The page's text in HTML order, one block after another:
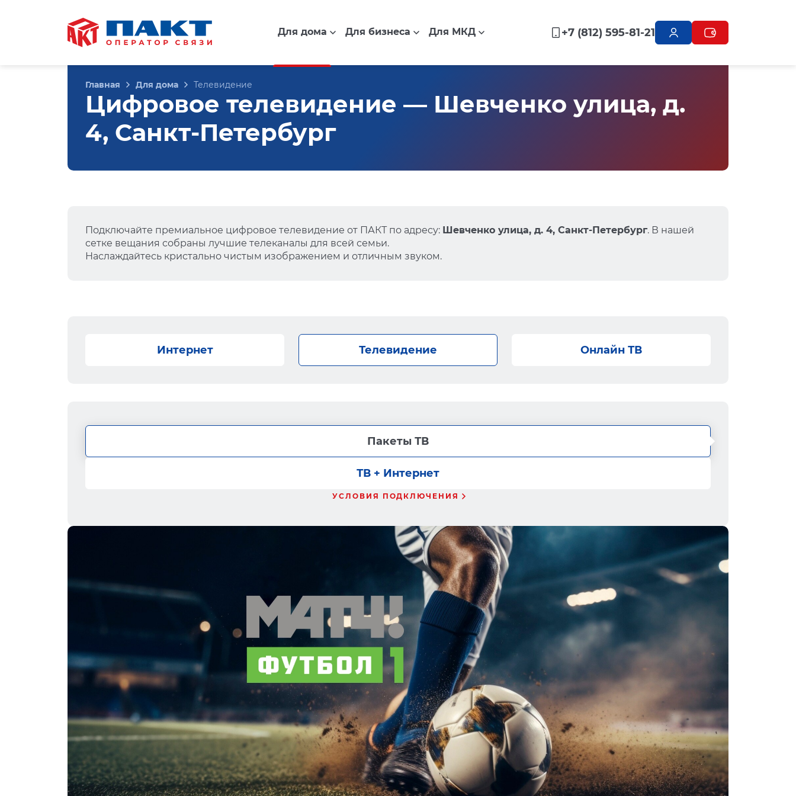
Для дома Для бизнеса Для МКД +7 (812) 595-81-21
Главная Для дома Телевидение
Цифровое телевидение — Шевченко улица, д.
4, Санкт-Петербург
Подключайте премиальное цифровое телевидение от ПАКТ по адресу: Шевченко улица, д. 4, Санкт-Петербург. В нашей
сетке вещания собраны лучшие телеканалы для всей семьи.
Наслаждайтесь кристально чистым изображением и отличным звуком.
Интернет Телевидение Онлайн ТВ
Пакеты ТВ
ТВ + Интернет
УСЛОВИЯ ПОДКЛЮЧЕНИЯ